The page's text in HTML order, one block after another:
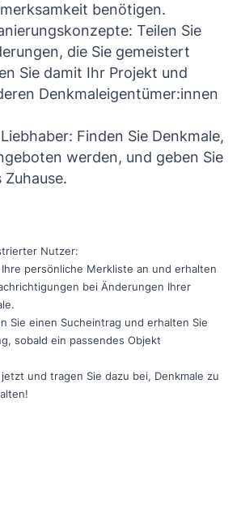
benötigen.
Teilen Sie
die Sie gemeistert
Sie damit Ihr Projekt und
Denkmaleigentümer:innen
Finden Sie Denkmale,
werden, und geben Sie
Zuhause.
Nutzer:
persönliche Merkliste an und erhalten
bei Änderungen Ihrer
Sie einen Sucheintrag und erhalten Sie
sobald ein passendes Objekt
und tragen Sie dazu bei, Denkmale zu